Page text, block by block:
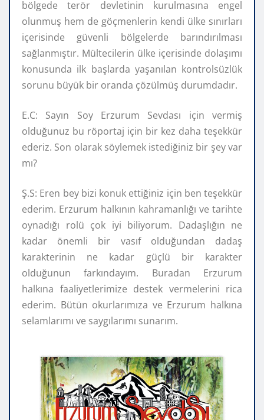
bölgede terör devletinin kurulmasına engel
olunmuş hem de göçmenlerin kendi ülke sınırları
içerisinde güvenli bölgelerde barındırılması
sağlanmıştır. Mültecilerin ülke içerisinde dolaşımı
konusunda ilk başlarda yaşanılan kontrolsüzlük
sorunu büyük bir oranda çözülmüş durumdadır.
E.C: Sayın Soy Erzurum Sevdası için vermiş
olduğunuz bu röportaj için bir kez daha teşekkür
ederiz. Son olarak söylemek istediğiniz bir şey var
mı?
Ş.S: Eren bey bizi konuk ettiğiniz için ben teşekkür
ederim. Erzurum halkının kahramanlığı ve tarihte
oynadığı rolü çok iyi biliyorum. Dadaşlığın ne
kadar önemli bir vasıf olduğundan dadaş
karakterinin ne kadar güçlü bir karakter
olduğunun farkındayım. Buradan Erzurum
halkına faaliyetlerimize destek vermelerini rica
ederim. Bütün okurlarımıza ve Erzurum halkına
selamlarımı ve saygılarımı sunarım.